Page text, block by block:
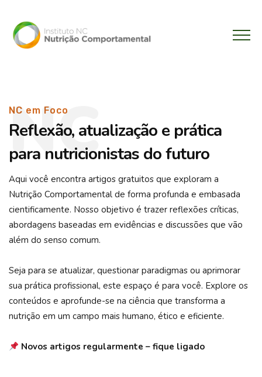
NC em Foco
NC
Reflexão, atualização e prática
para nutricionistas do futuro
Aqui você encontra artigos gratuitos que exploram a
Nutrição Comportamental de forma profunda e embasada
cientificamente. Nosso objetivo é trazer reflexões críticas,
abordagens baseadas em evidências e discussões que vão
além do senso comum.
Seja para se atualizar, questionar paradigmas ou aprimorar
sua prática profissional, este espaço é para você. Explore os
conteúdos e aprofunde-se na ciência que transforma a
nutrição em um campo mais humano, ético e eficiente.
Novos artigos regularmente – fique ligado